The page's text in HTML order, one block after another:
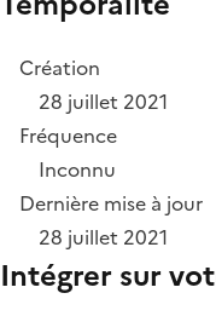
Création
28 juillet 2021
Fréquence
Inconnu
Dernière mise à jour
28 juillet 2021
Intégrer sur